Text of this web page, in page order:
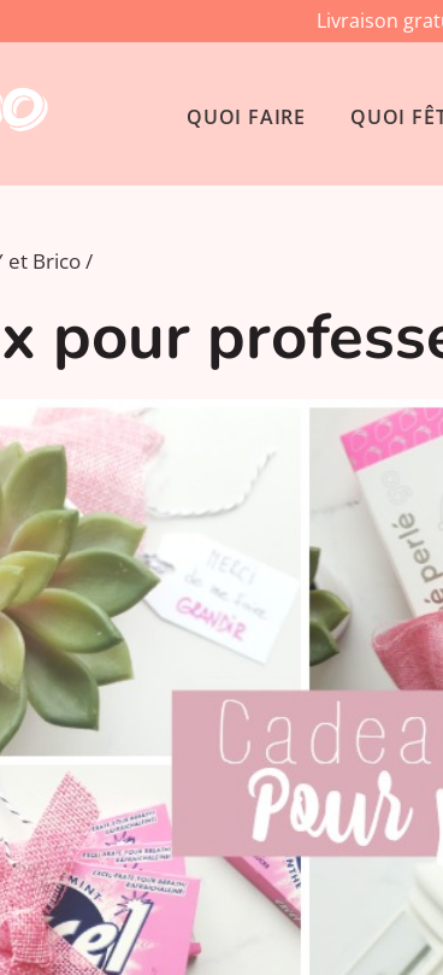
Livraison
QUOI FAIRE QUOI
et Brico
pour